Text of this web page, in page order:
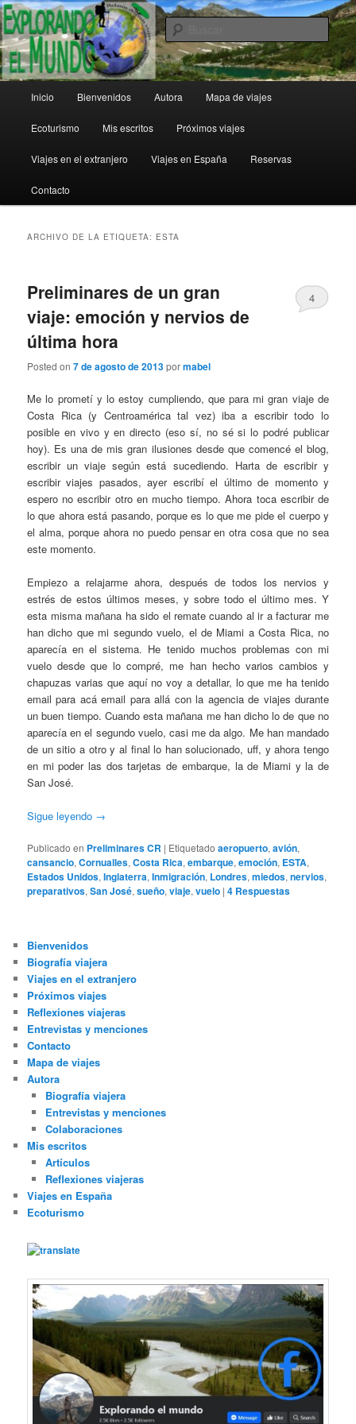
Ir
al
contenido
principal
Ir
al
contenido
secundarioExplorando el Mundo
principal
Inicio Bienvenidos Autora Mapa de viajes
Ecoturismo Mis escritos Próximos viajes
Viajes en el extranjero Viajes en España Reservas
Contacto
ARCHIVO DE LA ETIQUETA: ESTA
Preliminares de un gran
viaje: emoción y nervios de
última hora
Posted on7 de agosto de 2013pormabel
4
Me lo prometí y lo estoy cumpliendo, que para mi gran viaje de
Costa Rica (y Centroamérica tal vez) iba a escribir todo lo
posible en vivo y en directo (eso sí, no sé si lo podré publicar
hoy). Es una de mis gran ilusiones desde que comencé el blog,
escribir un viaje según está sucediendo. Harta de escribir y
escribir viajes pasados, ayer escribí el último de momento y
espero no escribir otro en mucho tiempo. Ahora toca escribir de
lo que ahora está pasando, porque es lo que me pide el cuerpo y
el alma, porque ahora no puedo pensar en otra cosa que no sea
este momento.
Empiezo a relajarme ahora, después de todos los nervios y
estrés de estos últimos meses, y sobre todo el último mes. Y
esta misma mañana ha sido el remate cuando al ir a facturar me
han dicho que mi segundo vuelo, el de Miami a Costa Rica, no
aparecía en el sistema. He tenido muchos problemas con mi
vuelo desde que lo compré, me han hecho varios cambios y
chapuzas varias que aquí no voy a detallar, lo que me ha tenido
email para acá email para allá con la agencia de viajes durante
un buen tiempo. Cuando esta mañana me han dicho lo de que no
aparecía en el segundo vuelo, casi me da algo. Me han mandado
de un sitio a otro y al final lo han solucionado, uff, y ahora tengo
en mi poder las dos tarjetas de embarque, la de Miami y la de
San José.
Sigue leyendo →
Publicado en Preliminares CR | Etiquetado aeropuerto,avión,
cansancio,Cornualles,Costa Rica,embarque,emoción, ESTA,
Estados Unidos,Inglaterra,Inmigración, Londres,miedos,nervios,
preparativos,San José,sueño,viaje,vuelo |4 Respuestas
Bienvenidos
Biografía viajera
Viajes en el extranjero
Próximos viajes
Reflexiones viajeras
Entrevistas y menciones
Contacto
Mapa de viajes
Autora
Biografía viajera
Entrevistas y menciones
Colaboraciones
Mis escritos
Artículos
Reflexiones viajeras
Viajes en España
Ecoturismo